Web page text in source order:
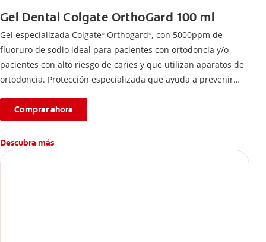
Gel Dental Colgate OrthoGard 100 ml
Gel especializada Colgate® Orthogard®, con 5000ppm de
fluoruro de sodio ideal para pacientes con ortodoncia y/o
pacientes con alto riesgo de caries y que utilizan aparatos de
ortodoncia. Protección especializada que ayuda a prevenir
Comprar ahora
Descubra más